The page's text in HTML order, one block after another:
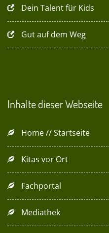
Dein Talent für Kids
Gut auf dem Weg
Inhalte dieser Webseite
Home // Startseite
Kitas vor Ort
Fachportal
Mediathek